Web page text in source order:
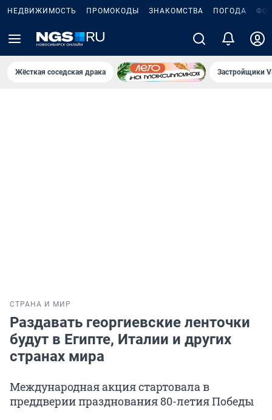
НЕДВИЖИМОСТЬ ПРОМОКОДЫ ЗНАКОМСТВА ПОГОДА
Жёсткая соседская драка Застройщики
СТРАНА И МИР
Раздавать георгиевские ленточки
будут в Египте, Италии и других
странах мира
Международная акция стартовала в
преддверии празднования 80-летия Победы